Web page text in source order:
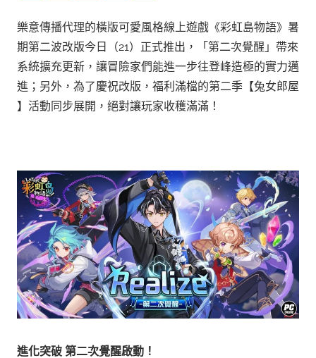
樂意傳播代理的橫版可愛風格線上遊戲《彩虹島物語》暑
期第二波改版今日（21）正式推出，「第二次覺醒」帶來
系統擴充更新，讓冒險家們能進一步往登峰造極的實力邁
進；另外，為了慶祝改版，福利滿檔的第二季【兔女郎屋​
】活動同步展開，絕對讓玩家收穫滿滿！
進化突破 第二次覺醒啟動！